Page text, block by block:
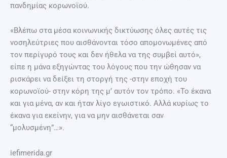
πανδημίας κορωνοϊού.
«Βλέπω στα μέσα κοινωνικής δικτύωσης όλες αυτές τις
νοσηλεύτριες που αισθάνονται τόσο απομονωμένες από
τον περίγυρό τους και δεν ήθελα να της συμβεί αυτό»,
είπε η μάνα εξηγώντας του λόγους που την ώθησαν να
ρισκάρει να δείξει τη στοργή της -στην εποχή του
κορωνοϊού- στην κόρη της μ’ αυτόν τον τρόπο. «Το έκανα
και για μένα, αν και ήταν λίγο εγωιστικό. Αλλά κυρίως το
έκανα για εκείνην, για να μην αισθάνεται σαν
“μολυσμένη”…».
iefimerida.gr